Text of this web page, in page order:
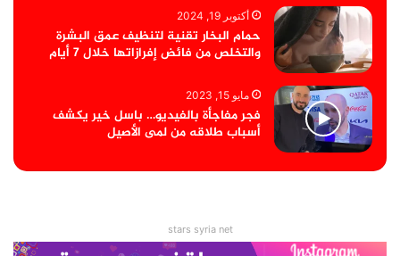
أكتوبر 19, 2024
حمام البخار تقنية لتنظيف عمق البشرة
والتخلص من فائض إفرازاتها خلال 7 أيام
مايو 15, 2023
فجر مفاجأة بالفيديو… باسل خير يكشف
أسباب طلاقه من لمى الأصيل
stars syria net